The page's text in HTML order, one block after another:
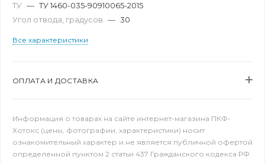
ТУ — ТУ 1460-035-90910065-2015
Угол отвода, градусов — 30
Все характеристики
ОПЛАТА И ДОСТАВКА
Информация о товарах на сайте интернет-магазина ПКФ-
Хотокс (цены, фотографии, характеристики) носит
ознакомительный характер и не является публичной офертой
определенной пунктом 2 статьи 437 Гражданского кодекса РФ.